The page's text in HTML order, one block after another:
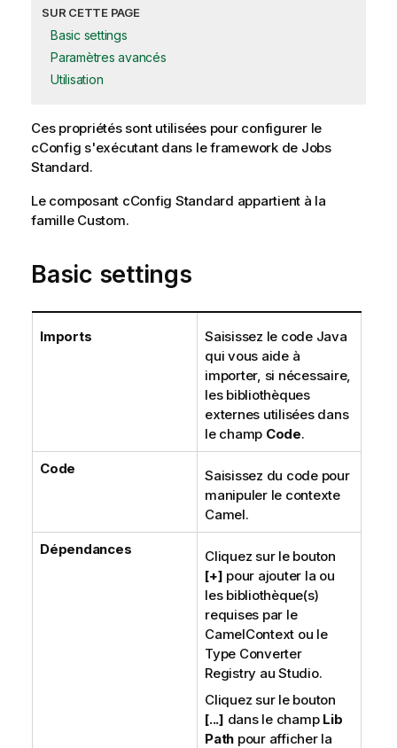
SUR CETTE PAGE
Basic settings
Paramètres avancés
Utilisation
Ces propriétés sont utilisées pour configurer le
cConfig s'exécutant dans le framework de Jobs
Standard.
Le composant cConfig Standard appartient à la
famille Custom.
Basic settings
Imports
Saisissez le code Java
qui vous aide à
importer, si nécessaire,
les bibliothèques
externes utilisées dans
le champ Code.
Code
Saisissez du code pour
manipuler le contexte
Camel.
Dépendances
Cliquez sur le bouton
[+] pour ajouter la ou
les bibliothèque(s)
requises par le
CamelContext ou le
Type Converter
Registry au Studio.
Cliquez sur le bouton
[...] dans le champ Lib
Path pour afficher la